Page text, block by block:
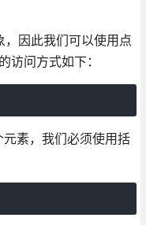
因此我们可以使用点
访问方式如下：
素，我们必须使用括